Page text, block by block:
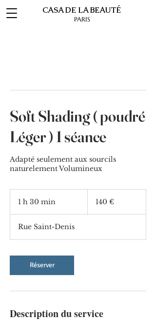
CASA DE LA BEAUTÉ
PARIS
Soft Shading ( poudré
Léger ) 1 séance
Adapté seulement aux sourcils
naturelement Volumineux
1 h 30 min
m
i
140 €
Rue Saint-Denis
Réserver
Description du service